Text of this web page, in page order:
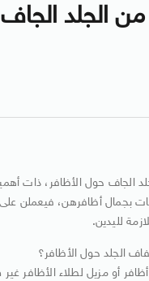
الجلد
الجاف حول الأظافر، ذات
بجمال أظافرهن، فيعملن
لليدين.
الجلد حول الأظافر؟
أو مزيل لطلاء الأظافر